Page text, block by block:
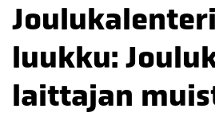
luukku:
laittajan